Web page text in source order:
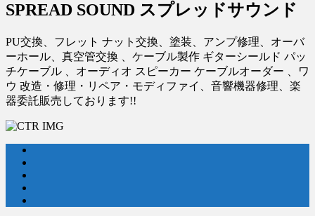
SPREAD SOUND スプレッドサウンド
PU交換、フレット ナット交換、塗装、アンプ修理、オーバ
ーホール、真空管交換 、ケーブル製作 ギターシールド パッ
チケーブル 、オーディオ スピーカー ケーブルオーダー 、ワ
ウ 改造・修理・リペア・モディファイ、音響機器修理、楽
器委託販売しております!!